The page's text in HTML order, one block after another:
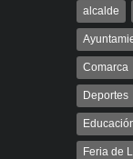
alcalde
Comarca
Deportes
Feria de